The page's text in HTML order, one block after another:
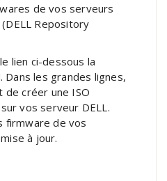
de vos serveurs
(DELL ​Repository
lien ci-dessous la
les grandes lignes,
créer une ISO
vos serveur DELL.
firmware de vos
à jour.